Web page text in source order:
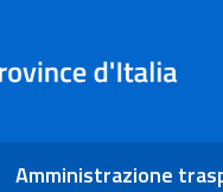
Amministrazione